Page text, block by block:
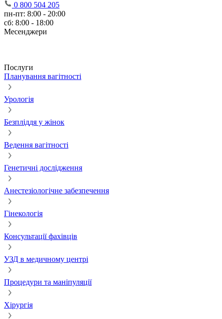
0 800 504 205
пн-пт: 8:00 - 20:00
сб: 8:00 - 18:00
Месенджери
Послуги
Планування вагітності
Урологія
Безпліддя у жінок
Ведення вагітності
Генетичні дослідження
Анестезіологічне забезпечення
Гінекологія
Консультації фахівців
УЗД в медичному центрі
Процедури та маніпуляції
Хірургія